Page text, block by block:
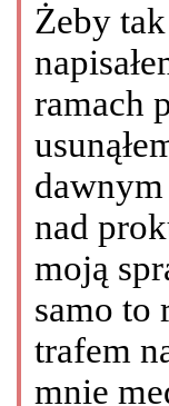
Żeby
ramach
nad
moją
samo to
trafem
mnie